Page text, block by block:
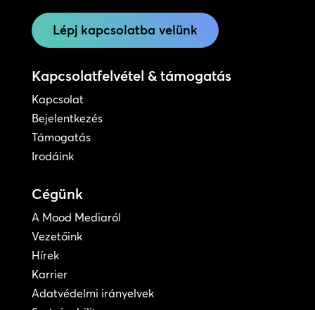
Lépj kapcsolatba velünk
Kapcsolatfelvétel & támogatás
Kapcsolat
Bejelentkezés
Támogatás
Irodáink
Cégünk
A Mood Mediaról
Vezetőink
Hírek
Karrier
Adatvédelmi irányelvek